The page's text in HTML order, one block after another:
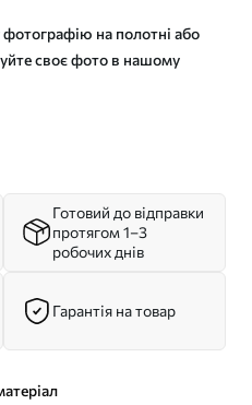
на полотні або
своє фото в нашому
Готовий до відправки
протягом 1–3
робочих днів
Гарантія на товар